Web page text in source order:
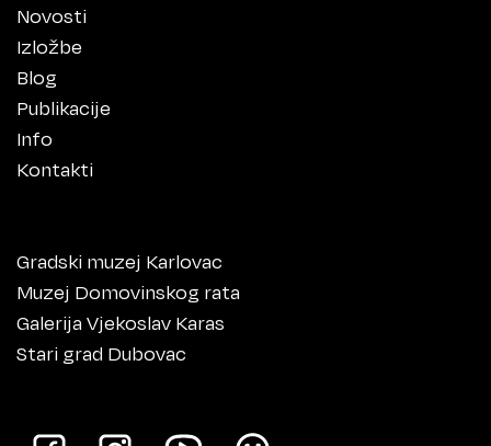
Novosti
Izložbe
Blog
Publikacije
Info
Kontakti
Gradski muzej Karlovac
Muzej Domovinskog rata
Galerija Vjekoslav Karas
Stari grad Dubovac